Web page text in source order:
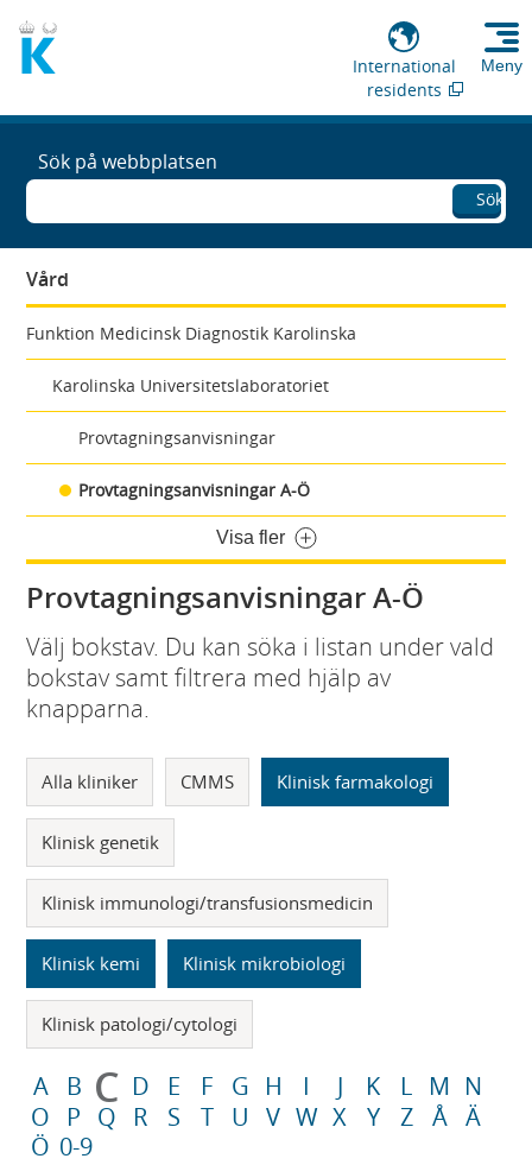
International
residents
Meny
Sök på webbplatsen
Sök
Vård
Funktion Medicinsk Diagnostik Karolinska
Karolinska Universitetslaboratoriet
Provtagningsanvisningar
Provtagningsanvisningar A-Ö
Visa fler
Provtagningsanvisningar A-Ö
Välj bokstav. Du kan söka i listan under vald
bokstav samt filtrera med hjälp av
knapparna.
Alla kliniker CMMS Klinisk farmakologi
Klinisk genetik
Klinisk immunologi/transfusionsmedicin
Klinisk kemi Klinisk mikrobiologi
Klinisk patologi/cytologi
A B C D E F G H I J K L M N
O
P Q R S T U V W X Y Z Å Ä
Ö 0-9